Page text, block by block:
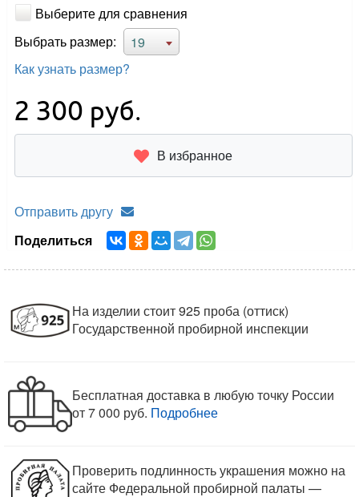
Выберите для сравнения
Выбрать размер:
19
Как узнать размер?
2 300 руб.
В избранное
Отправить другу
Поделиться
На изделии стоит 925 проба (оттиск)
Государственной пробирной инспекции
Бесплатная доставка в любую точку России
от 7 000 руб. Подробнее
Проверить подлинность украшения можно на
сайте Федеральной пробирной палаты —